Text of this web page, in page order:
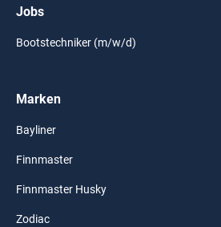
Jobs
Bootstechniker (m/w/d)
Marken
Bayliner
Finnmaster
Finnmaster Husky
Zodiac